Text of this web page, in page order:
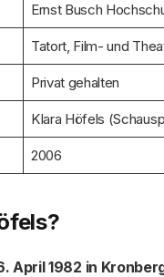
Ernst Busch
Tatort, Film- und
Privat gehalten
Klara Höfels
2006
April 1982 in